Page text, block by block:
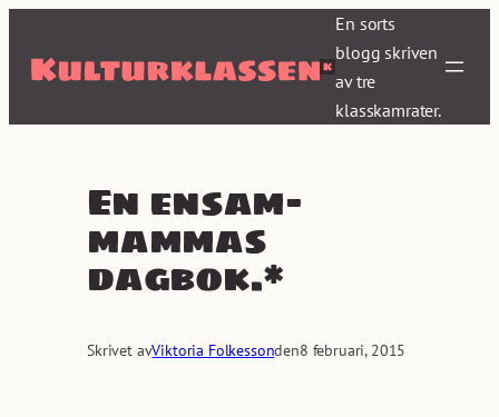
innehåll
En sorts
blogg skriven
av tre
klasskamrater.
En ensam-
mammas
dagbok.*
Skrivet avViktoria Folkessonden8 februari, 2015